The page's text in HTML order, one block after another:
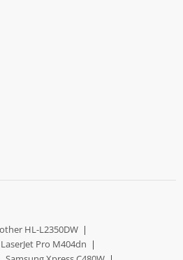
HL-L2350DW |
Pro M404dn |